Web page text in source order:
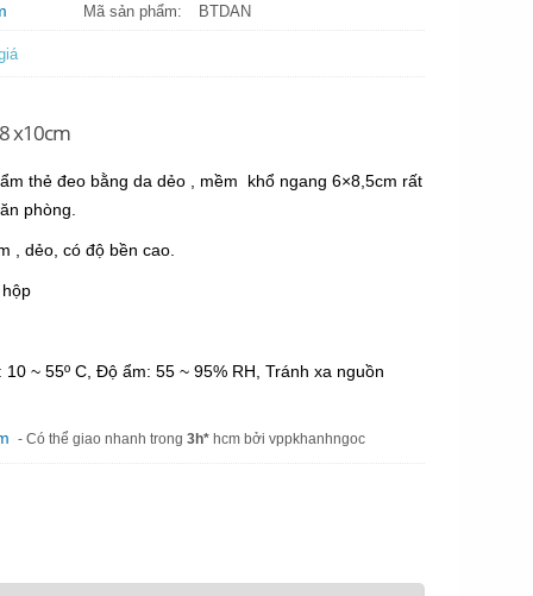
Mã sản phẩm: BTDAN
x10cm
thẻ đeo bằng da dẻo , mềm khổ ngang 6×8,5cm rất
phòng.
, dẻo, có độ bền cao.
10 ~ 55º C, Độ ẩm: 55 ~ 95% RH, Tránh xa nguồn
- Có thể giao nhanh trong 3h* hcm bởi vppkhanhngoc